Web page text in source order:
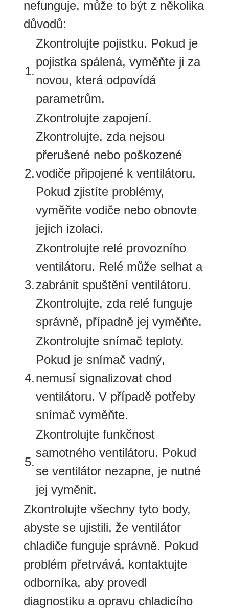
nefunguje, může to být z několika
důvodů:
1.
Zkontrolujte pojistku. Pokud je
pojistka spálená, vyměňte ji za
novou, která odpovídá
parametrům.
2.
Zkontrolujte zapojení.
Zkontrolujte, zda nejsou
přerušené nebo poškozené
vodiče připojené k ventilátoru.
Pokud zjistíte problémy,
vyměňte vodiče nebo obnovte
jejich izolaci.
3.
Zkontrolujte relé provozního
ventilátoru. Relé může selhat a
zabránit spuštění ventilátoru.
Zkontrolujte, zda relé funguje
správně, případně jej vyměňte.
4.
Zkontrolujte snímač teploty.
Pokud je snímač vadný,
nemusí signalizovat chod
ventilátoru. V případě potřeby
snímač vyměňte.
5.
Zkontrolujte funkčnost
samotného ventilátoru. Pokud
se ventilátor nezapne, je nutné
jej vyměnit.
Zkontrolujte všechny tyto body,
abyste se ujistili, že ventilátor
chladiče funguje správně. Pokud
problém přetrvává, kontaktujte
odborníka, aby provedl
diagnostiku a opravu chladicího